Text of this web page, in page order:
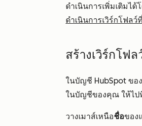
ดำเนินการเพิ่มเติมได้
ดำเนินการเวิร์กโฟลว์
สร้างเวิร์กโฟ
ในบัญชี HubSpot ขอ
ในบัญชีของคุณ ให้ไป
วางเมาส์เหนือชื่อของ